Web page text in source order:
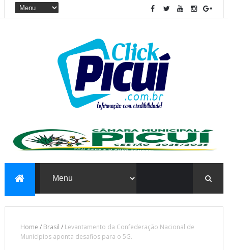
Home / Brasil / Levantamento da Confederação Nacional de
Municípios aponta desafios para o 5G.